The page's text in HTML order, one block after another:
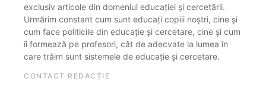
exclusiv articole din domeniul educației și cercetării.
Urmărim constant cum sunt educați copiii noștri, cine și
cum face politicile din educație și cercetare, cine și cum
îi formează pe profesori, cât de adecvate la lumea în
care trăim sunt sistemele de educație și cercetare.
CONTACT REDACȚIE